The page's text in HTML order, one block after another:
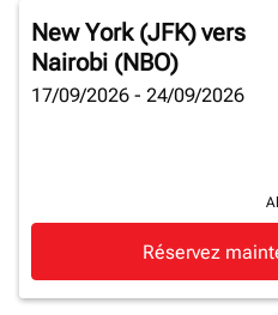
New York (JFK)vers
Nairobi (NBO)
17/09/2026 - 24/09/2026
Réservez